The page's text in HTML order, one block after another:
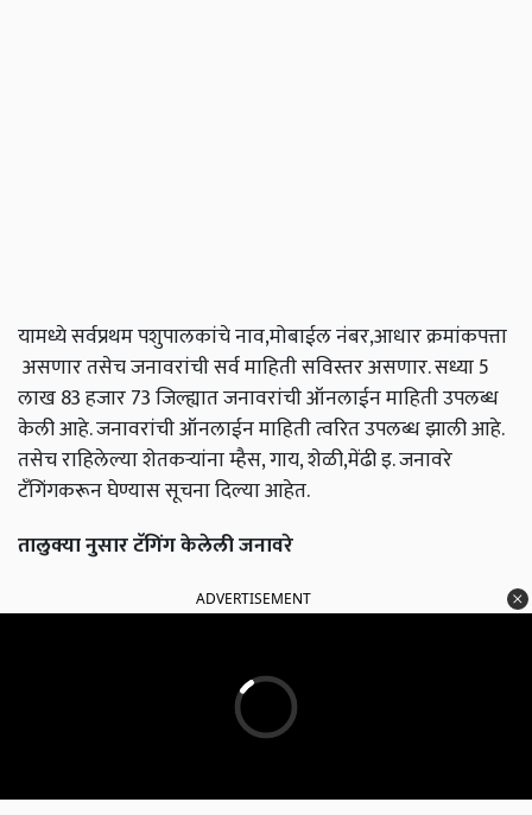
यामध्ये सर्वप्रथम पशुपालकांचे नाव,मोबाईल नंबर,आधार क्रमांकपत्ता
असणार तसेच जनावरांची सर्व माहिती सविस्तर असणार. सध्या 5
लाख 83 हजार 73 जिल्ह्यात जनावरांची ऑनलाईन माहिती उपलब्ध
केली आहे. जनावरांची ऑनलाईन माहिती त्वरित उपलब्ध झाली आहे.
तसेच राहिलेल्या शेतकऱ्यांना म्हैस, गाय, शेळी,मेंढी इ. जनावरे
टँगिंगकरून घेण्यास सूचना दिल्या आहेत.
तालुक्या नुसार टॅगिंग केलेली जनावरे
ADVERTISEMENT